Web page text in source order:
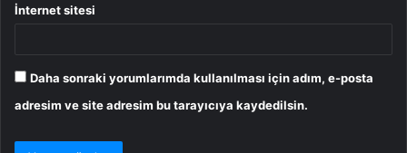
İnternet sitesi
Daha sonraki yorumlarımda kullanılması için adım, e-posta
adresim ve site adresim bu tarayıcıya kaydedilsin.